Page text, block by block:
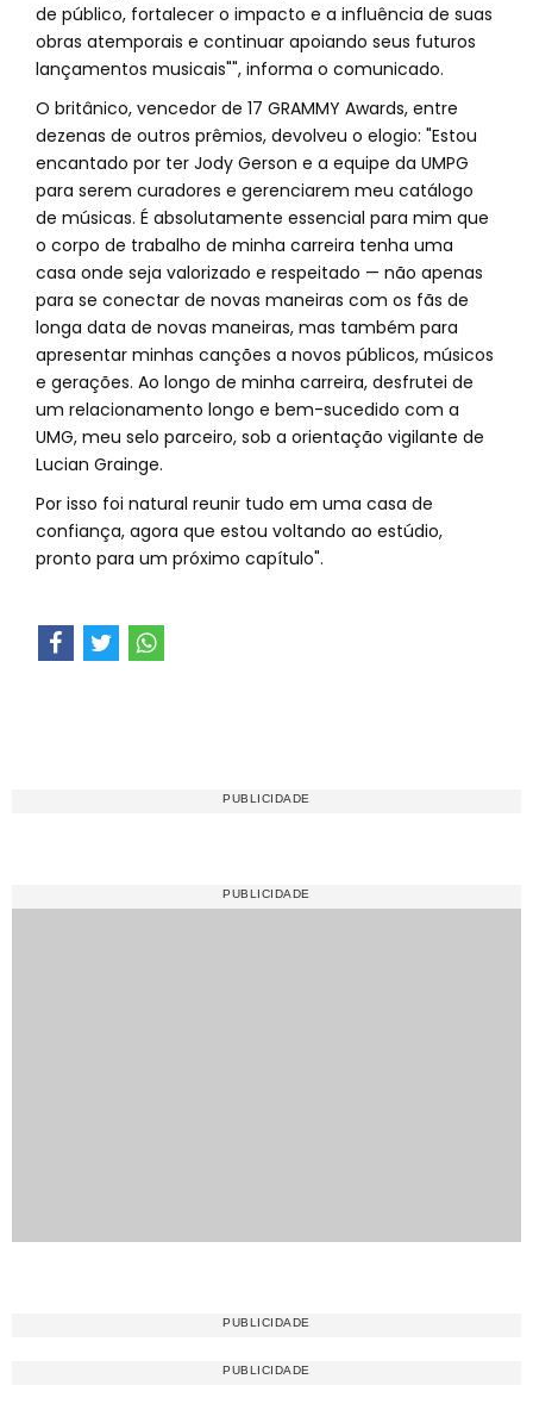
de público, fortalecer o impacto e a influência de suas
obras atemporais e continuar apoiando seus futuros
lançamentos musicais"", informa o comunicado.
O britânico, vencedor de 17 GRAMMY Awards, entre
dezenas de outros prêmios, devolveu o elogio: "Estou
encantado por ter Jody Gerson e a equipe da UMPG
para serem curadores e gerenciarem meu catálogo
de músicas. É absolutamente essencial para mim que
o corpo de trabalho de minha carreira tenha uma
casa onde seja valorizado e respeitado — não apenas
para se conectar de novas maneiras com os fãs de
longa data de novas maneiras, mas também para
apresentar minhas canções a novos públicos, músicos
e gerações. Ao longo de minha carreira, desfrutei de
um relacionamento longo e bem-sucedido com a
UMG, meu selo parceiro, sob a orientação vigilante de
Lucian Grainge.
Por isso foi natural reunir tudo em uma casa de
confiança, agora que estou voltando ao estúdio,
pronto para um próximo capítulo".